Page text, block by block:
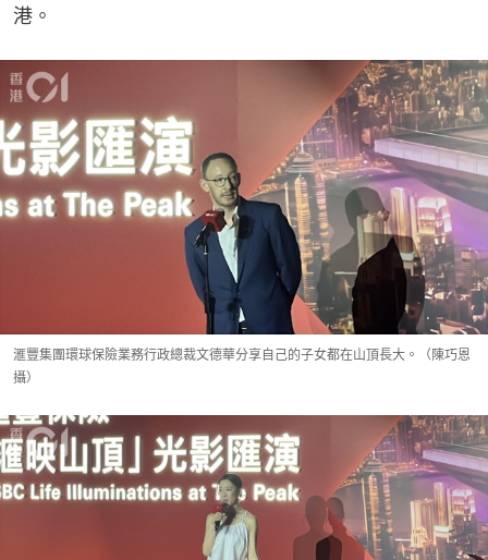
港。
滙豐集團環球保險業務行政總裁文德華分享自己的子女都在山頂長大。（陳巧恩
攝）